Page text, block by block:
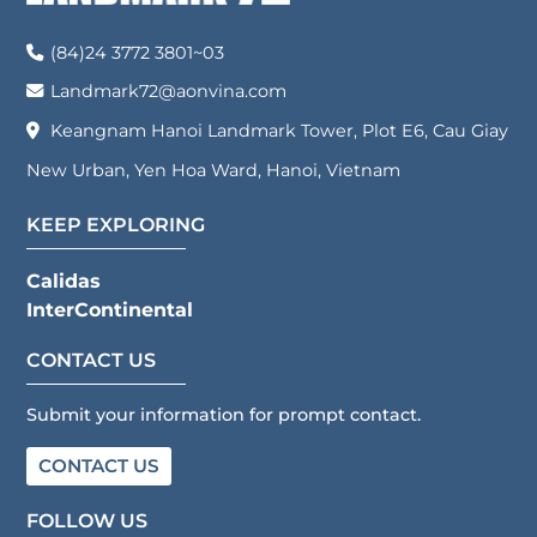
available from 01 October – 31
(84)24 3772 3801~03
Landmark72@aonvina.com
Keangnam Hanoi Landmark Tower, Plot E6, Cau Giay
New Urban, Yen Hoa Ward, Hanoi, Vietnam
KEEP EXPLORING
Calidas
InterContinental
CONTACT US
Submit your information for prompt contact.
CONTACT US
FOLLOW US